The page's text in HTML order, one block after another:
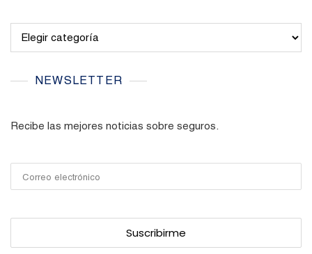
NEWSLETTER
Recibe las mejores noticias sobre seguros.